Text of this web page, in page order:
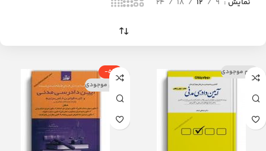
نمایش 9
12
18
24
اتمام موجودی
-5%
اتمام موجودی